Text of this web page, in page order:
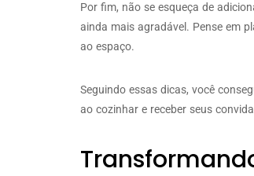
Por fim, não se esqueça de
ainda mais agradável. Pense em
ao espaço.
Seguindo essas dicas, você
ao cozinhar e receber seus